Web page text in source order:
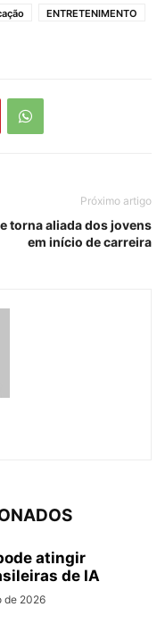
ENTRETENIMENTO
Próximo artigo
torna aliada dos jovens
em início de carreira
atingir
de IA
de 2026